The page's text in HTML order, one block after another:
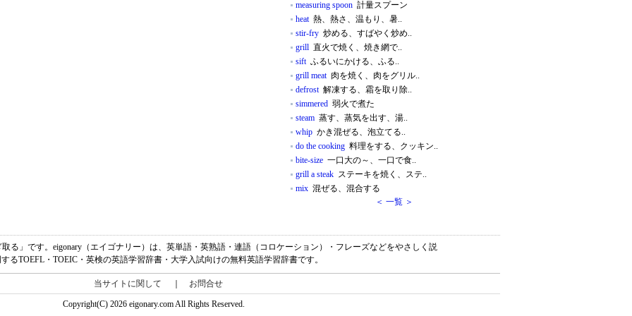
measuring spoon 計量スプーン
heat熱、熱さ、温もり、暑..
stir-fry 炒める、すばやく炒め..
grill 直火で焼く、焼き網で..
siftふるいにかける、ふる..
grill meat肉を焼く、肉をグリル..
defrost解凍する、霜を取り除..
simmered 弱火で煮た
steam 蒸す、蒸気を出す、湯..
whip かき混ぜる、泡立てる..
do the cooking 料理をする、クッキン..
bite-size 一口大の～、一口で食..
grill a steak ステーキを焼く、ステ..
mix 混ぜる、混合する
＜ 一覧 ＞
る」です。eigonary（エイゴナリー）は、英単語・英熟語・連語（コロケーション）・フレーズなどをやさしく説
るTOEFL・TOEIC・英検の英語学習辞書・大学入試向けの無料英語学習辞書です。
当サイトに関して お問合せ
Copyright(C) 2026 eigonary.com All Rights Reserved.